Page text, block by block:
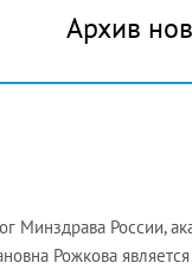
Архив
Минздрава России,
Рожкова